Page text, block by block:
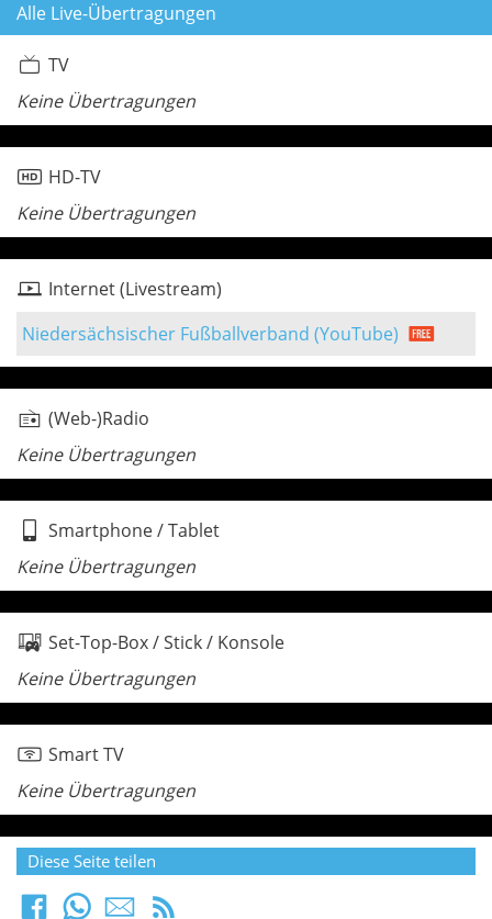
Alle Live-Übertragungen
TV
Keine Übertragungen
HD-TV
Keine Übertragungen
Internet (Livestream)
Niedersächsischer Fußballverband (YouTube)
(Web-)Radio
Keine Übertragungen
Smartphone / Tablet
Keine Übertragungen
Set-Top-Box / Stick / Konsole
Keine Übertragungen
Smart TV
Keine Übertragungen
Diese Seite teilen